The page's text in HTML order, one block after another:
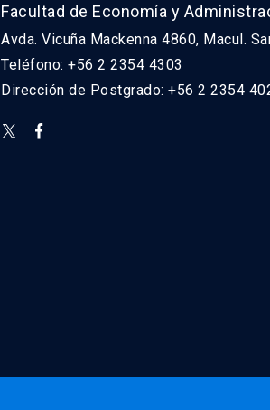
Facultad de Economía y
Avda. Vicuña Mackenna 4860, Macul.
Teléfono: +56 2 2354 4303
Dirección de Postgrado: +56 2 2354